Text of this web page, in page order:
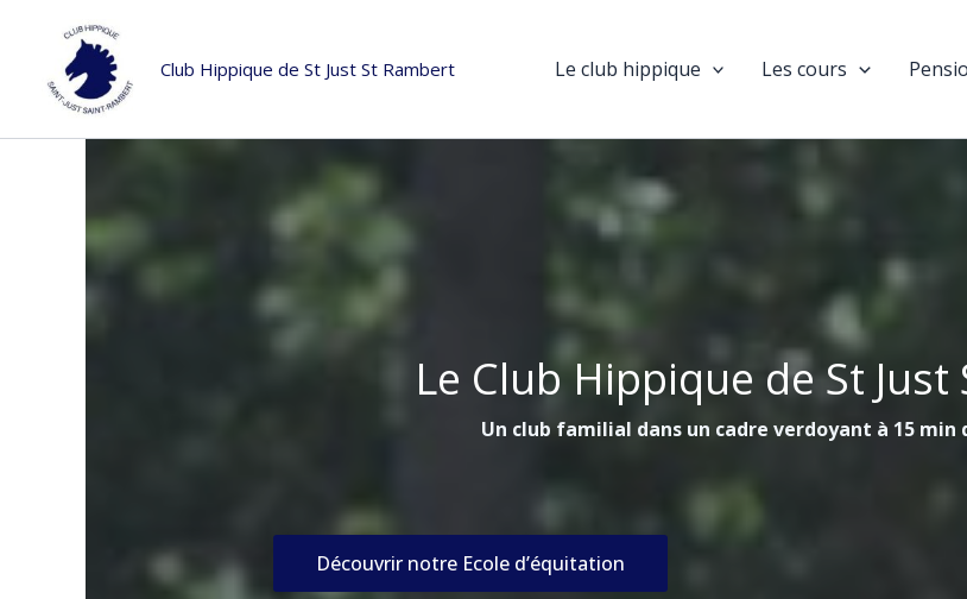
contenu
Club Hippique de St Just St Rambert Le club hippique Les cours
Le Club Hippique de St
Un club familial dans un cadre verdoyant à 15 min
Découvrir notre Ecole d’équitation